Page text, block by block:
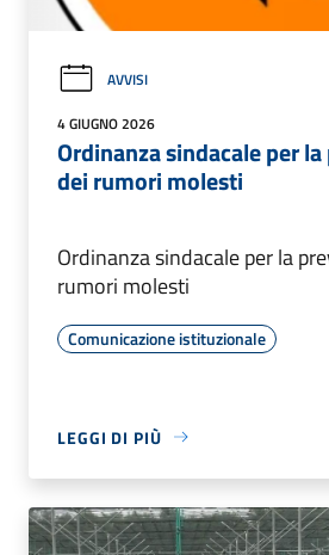
AVVISI
4 GIUGNO 2026
Ordinanza sindacale per
dei rumori molesti
Ordinanza sindacale per la
rumori molesti
Comunicazione istituzionale
LEGGI DI PIÙ